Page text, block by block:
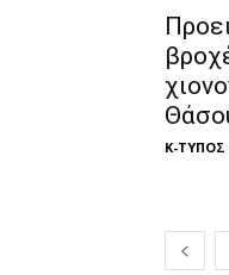
Κ-ΤΥΠΟΣ